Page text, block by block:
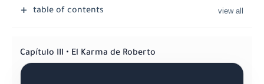
table of contents
Capítulo III • El Karma de Roberto